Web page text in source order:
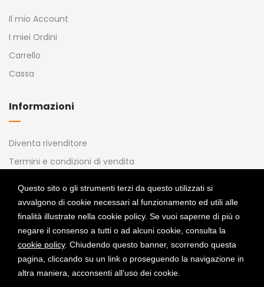
Il mio Account
I miei Ordini
Carrello
Cassa
Informazioni
Diventa rivenditore
Termini e condizioni di vendita
Cookie Policy
Richiesta di accesso ai dati
Gestisci Cookie Policy
Metodi Di Pagamento
Questo sito o gli strumenti terzi da questo utilizzati si
avvalgono di cookie necessari al funzionamento ed utili alle
finalità illustrate nella cookie policy. Se vuoi saperne di più o
negare il consenso a tutti o ad alcuni cookie, consulta la
cookie policy. Chiudendo questo banner, scorrendo questa
pagina, cliccando su un link o proseguendo la navigazione in
altra maniera, acconsenti all’uso dei cookie.